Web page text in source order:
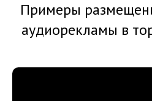
Примеры
аудиорекламы в